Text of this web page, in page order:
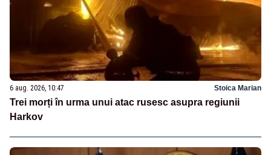
6 aug. 2026, 10:47 Stoica Marian
Trei morți în urma unui atac rusesc asupra regiunii
Harkov